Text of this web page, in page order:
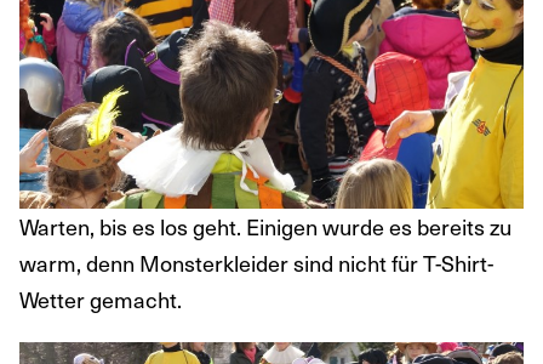
Warten, bis es los geht. Einigen wurde es bereits zu
warm, denn Monsterkleider sind nicht für T-Shirt-
Wetter gemacht.